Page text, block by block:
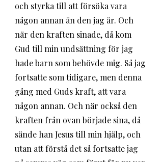
och styrka till att försöka vara
någon annan än den jag är. Och
när den kraften sinade, då kom
Gud till min undsättning för jag
hade barn som behövde mig. Så jag
fortsatte som tidigare, men denna
gång med Guds kraft, att vara
någon annan. Och när också den
kraften från ovan började sina, då
sände han Jesus till min hjälp, och
utan att förstå det så fortsatte jag